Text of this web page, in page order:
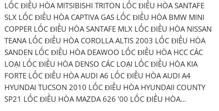
LỐC ĐIỀU HÒA MITSIBISHI TRITON LỐC ĐIỀU HÒA SANTAFE
SLX LỐC ĐIỀU HÒA CAPTIVA GAS LỐC ĐIỀU HÒA BMW MINI
COPPER LỐC ĐIỀU HÒA SANTAFE MLX LỐC ĐIỀU HÒA NISSAN
TEANA LỐC ĐIỀU HÒA COROLLA ALTIS 2003 LỐC ĐIỀU HÒA
SANDEN LỐC ĐIỀU HÒA DEAWOO LỐC ĐIỀU HÒA HCC CÁC
LOẠI LỐC ĐIỀU HÒA DENSO CÁC LOẠI LỐC ĐIỀU HÒA KIA
FORTE LỐC ĐIỀU HÒA AUDI A6 LỐC ĐIỀU HÒA AUDI A4
HYUNDAI TUCSON 2010 LỐC ĐIỀU HÒA HYUNDAII COUNTY
SP21 LỐC ĐIỀU HÒA MAZDA 626 ’00 LỐC ĐIỀU HÒA…